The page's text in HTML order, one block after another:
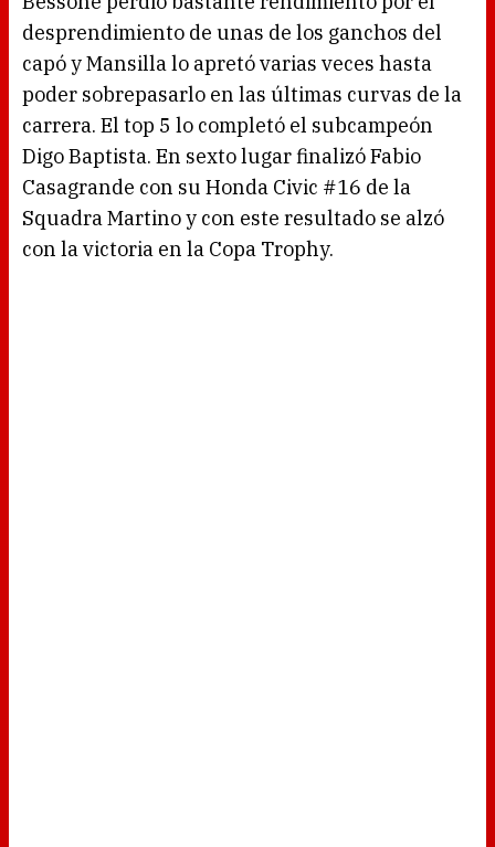
desprendimiento de unas de los ganchos del
capó y Mansilla lo apretó varias veces hasta
poder sobrepasarlo en las últimas curvas de la
carrera. El top 5 lo completó el subcampeón
Digo Baptista. En sexto lugar finalizó Fabio
Casagrande con su Honda Civic #16 de la
Squadra Martino y con este resultado se alzó
con la victoria en la Copa Trophy.